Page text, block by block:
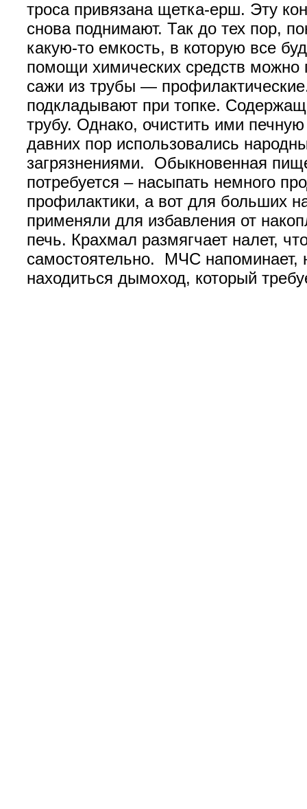
троса привязана щетка-ерш. Эту
снова поднимают. Так до тех пор,
какую-то емкость, в которую все
помощи химических средств
сажи из трубы —
подкладывают при топке.
трубу. Однако, очистить ими
давних пор использовались
загрязнениями. Обыкновенная
потребуется – насыпать немного
профилактики, а вот для больших
применяли для избавления от
печь. Крахмал размягчает налет,
самостоятельно. МЧС напоминает,
находиться дымоход, который